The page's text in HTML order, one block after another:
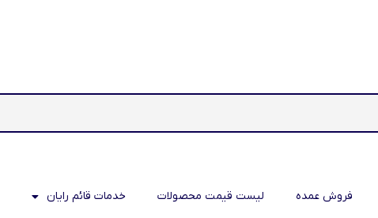
فروش عمده لیست قیمت محصولات خدمات قائم رایان